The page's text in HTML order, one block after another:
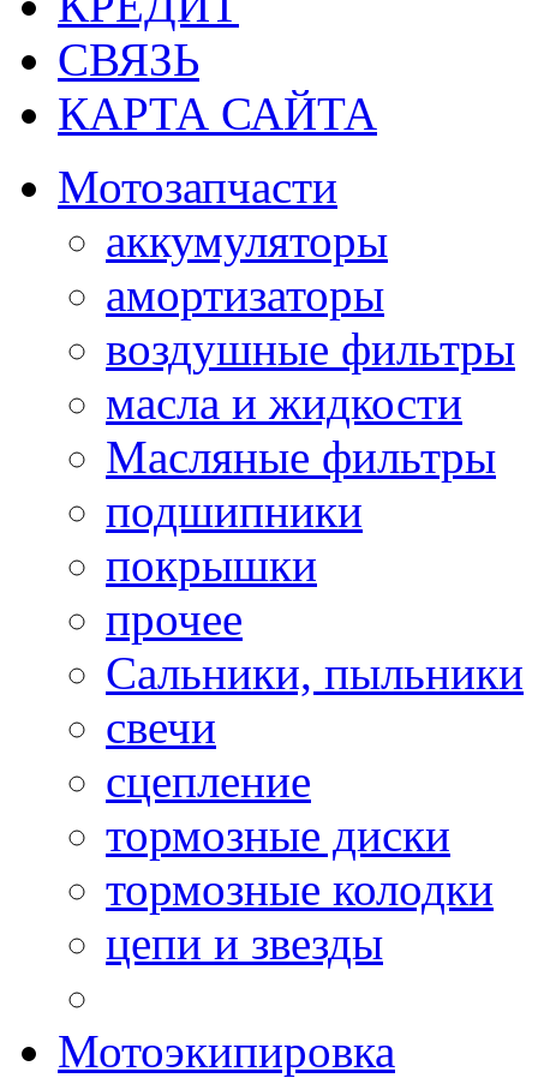
СВЯЗЬ
КАРТА САЙТА
Мотозапчасти
аккумуляторы
амортизаторы
воздушные фильтры
масла и жидкости
Масляные фильтры
подшипники
покрышки
прочее
Сальники, пыльники
свечи
сцепление
тормозные диски
тормозные колодки
цепи и звезды
Мотоэкипировка